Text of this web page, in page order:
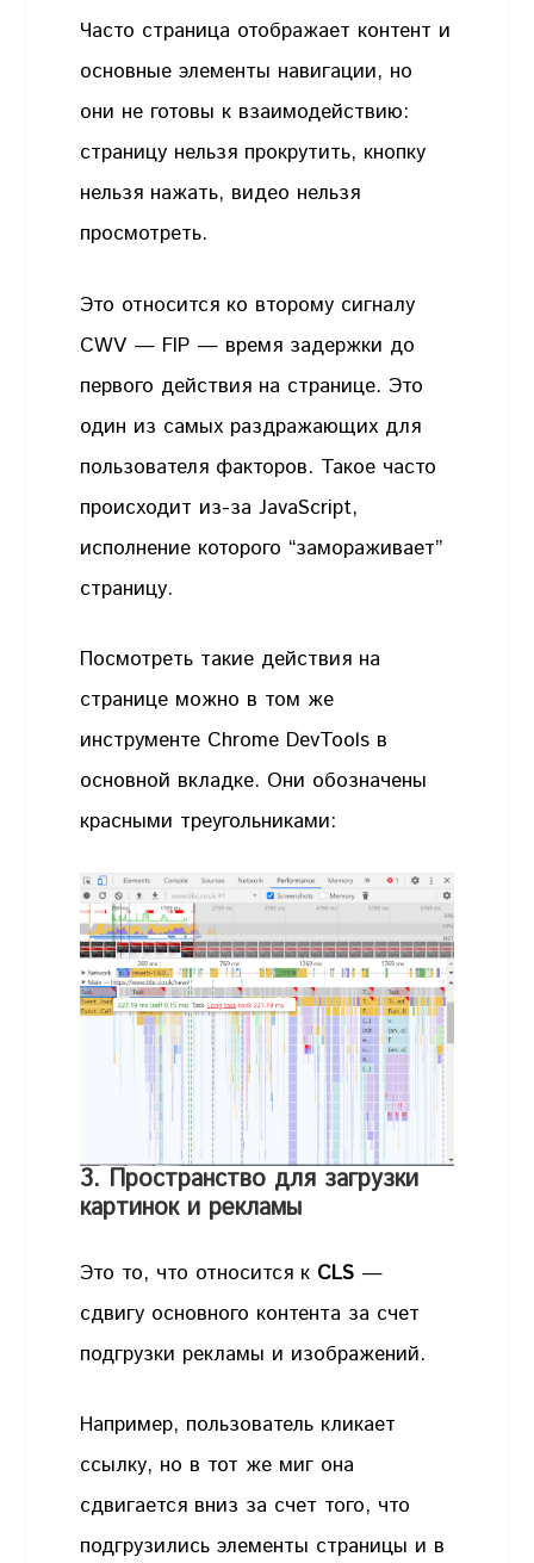
Часто страница отображает контент и
основные элементы навигации, но
они не готовы к взаимодействию:
страницу нельзя прокрутить, кнопку
нельзя нажать, видео нельзя
просмотреть.
Это относится ко второму сигналу
CWV — FIP — время задержки до
первого действия на странице. Это
один из самых раздражающих для
пользователя факторов. Такое часто
происходит из-за JavaScript,
исполнение которого “замораживает”
страницу.
Посмотреть такие действия на
странице можно в том же
инструменте Chrome DevTools в
основной вкладке. Они обозначены
красными треугольниками:
3. Пространство для загрузки
картинок и рекламы
Это то, что относится к CLS —
сдвигу основного контента за счет
подгрузки рекламы и изображений.
Например, пользователь кликает
ссылку, но в тот же миг она
сдвигается вниз за счет того, что
подгрузились элементы страницы и в